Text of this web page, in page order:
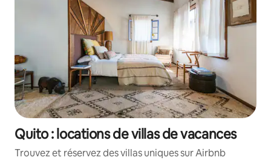
Quito : locations de villas de vacances
Trouvez et réservez des villas uniques sur Airbnb